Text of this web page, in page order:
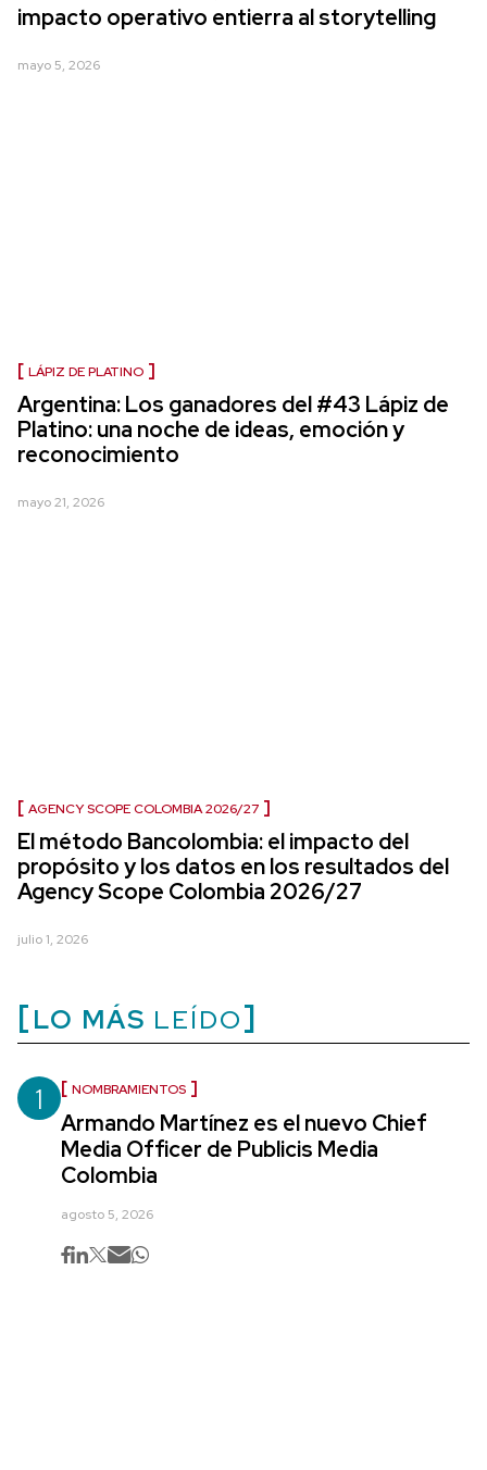
impacto operativo entierra al storytelling
mayo 5, 2026
LÁPIZ DE PLATINO
Argentina: Los ganadores del #43 Lápiz de
Platino: una noche de ideas, emoción y
reconocimiento
mayo 21, 2026
AGENCY SCOPE COLOMBIA 2026/27
El método Bancolombia: el impacto del
propósito y los datos en los resultados del
Agency Scope Colombia 2026/27
julio 1, 2026
LO MÁS LEÍDO
1 NOMBRAMIENTOS
Armando Martínez es el nuevo Chief
Media Officer de Publicis Media
Colombia
agosto 5, 2026